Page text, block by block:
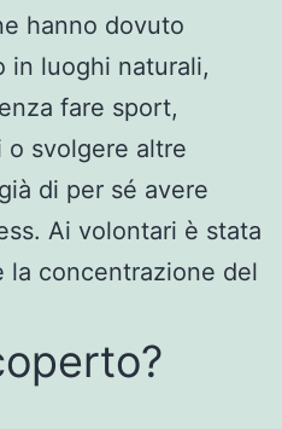
hanno dovuto
in luoghi naturali,
fare sport,
o svolgere altre
di per sé avere
Ai volontari è stata
la concentrazione del